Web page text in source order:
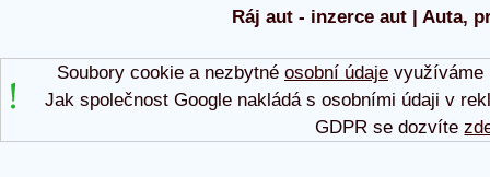
Ráj aut - inzerce aut | Auta,
Soubory cookie a nezbytné osobní údajevyužíváme
Jak společnost Google nakládá s osobními údaji v
GDPR se dozvíte